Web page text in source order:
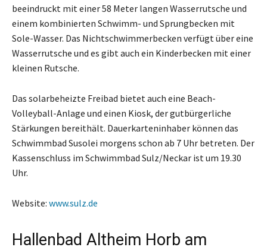
beeindruckt mit einer 58 Meter langen Wasserrutsche und
einem kombinierten Schwimm- und Sprungbecken mit
Sole-Wasser. Das Nichtschwimmerbecken verfügt über eine
Wasserrutsche und es gibt auch ein Kinderbecken mit einer
kleinen Rutsche.
Das solarbeheizte Freibad bietet auch eine Beach-
Volleyball-Anlage und einen Kiosk, der gutbürgerliche
Stärkungen bereithält. Dauerkarteninhaber können das
Schwimmbad Susolei morgens schon ab 7 Uhr betreten. Der
Kassenschluss im Schwimmbad Sulz/Neckar ist um 19.30
Uhr.
Website: www.sulz.de
Hallenbad Altheim Horb am